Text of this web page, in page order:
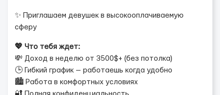
✨ Приглашаем девушек в высокооплачиваемую
сферу
💖 Что тебя ждет:
💸 Доход в неделю от 3500$+ (без потолка)
🕒 Гибкий график — работаешь когда удобно
🏙 Работа в комфортных условиях